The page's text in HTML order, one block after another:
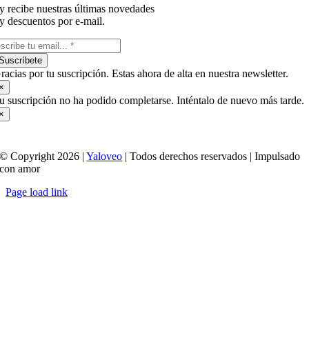
y recibe nuestras últimas novedades
y descuentos por e-mail.
por tu suscripción. Estas ahora de alta en nuestra newsletter.
suscripción no ha podido completarse. Inténtalo de nuevo más tarde.
© Copyright 2026 |Yaloveo | Todos derechos reservados | Impulsado
con amor
Page load link